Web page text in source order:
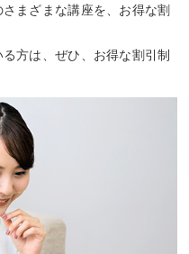
まざまな講座を、お得な割
方は、ぜひ、お得な割引制